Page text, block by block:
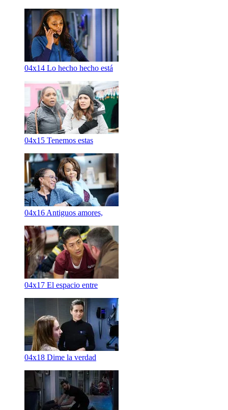
04x14 Lo hecho hecho está
04x15 Tenemos estas
04x16 Antiguos amores,
04x17 El espacio entre
04x18 Dime la verdad